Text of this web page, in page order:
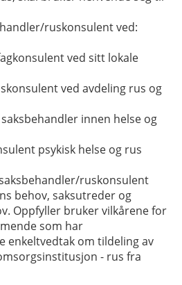
ruskonsulent ved:
ved sitt lokale
ved avdeling rus og
innen helse og
psykisk helse og rus
ruskonsulent
behov, saksutreder og
Oppfyller bruker vilkårene for
som har
enkeltvedtak om tildeling av
- rus fra